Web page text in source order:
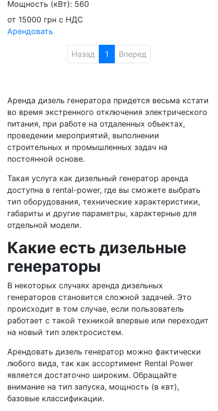
Мощность (кВт): 560
от 15000 грн с НДС
Арендовать
Назад 1 Вперед
Аренда дизель генератора придется весьма кстати
во время экстренного отключения электрического
питания, при работе на отдаленных объектах,
проведении мероприятий, выполнении
строительных и промышленных задач на
постоянной основе.
Такая услуга как дизельный генератор аренда
доступна в rental-power, где вы сможете выбрать
тип оборудования, технические характеристики,
габариты и другие параметры, характерные для
отдельной модели.
Какие есть дизельные
генераторы
В некоторых случаях аренда дизельных
генераторов становится сложной задачей. Это
происходит в том случае, если пользователь
работает с такой техникой впервые или переходит
на новый тип электросистем.
Арендовать дизель генератор можно фактически
любого вида, так как ассортимент Rental Power
является достаточно широким. Обращайте
внимание на тип запуска, мощность (в квт),
базовые классификации.